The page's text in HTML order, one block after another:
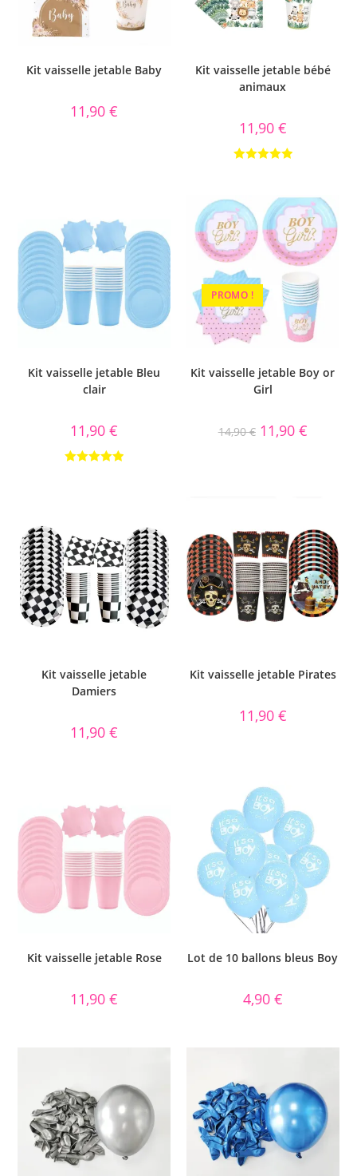
Kit vaisselle jetable Baby
11,90€
Kit vaisselle jetable bébé
animaux
11,90 €
Kit vaisselle jetable Bleu
clair
11,90€
PROMO !
Kit vaisselle jetable Boy or
Girl
14,90€ 11,90 €
Kit vaisselle jetable
Damiers
11,90€
Kit vaisselle jetable Pirates
11,90 €
Kit vaisselle jetable Rose
11,90€
Lot de 10 ballons bleus Boy
4,90 €